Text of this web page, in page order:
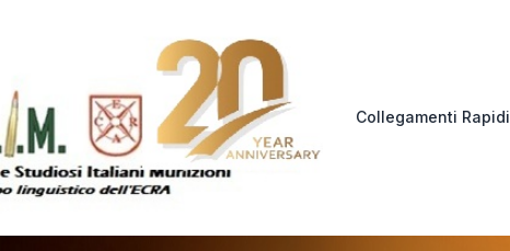
Collegamenti Rapidi